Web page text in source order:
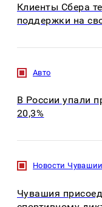
Клиенты Сбера
поддержки на
Авто
В России упали
20,3%
Новости Чувашии
Чувашия